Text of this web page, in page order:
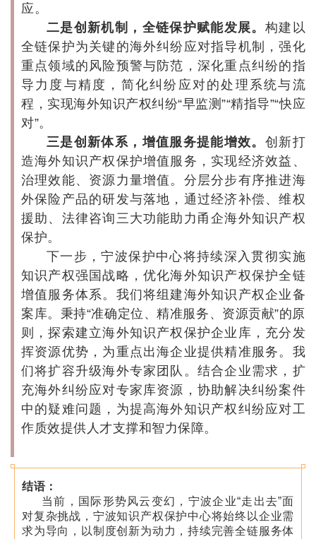
应。
二是创新机制，全链保护赋能发展。 构建以
全链保护为关键的海外纠纷应对指导机制，强化
重点领域的风险预警与防范，深化重点纠纷的指
导力度与精度，简化纠纷应对的处理系统与流
程，实现海外知识产权纠纷“早监测”“精指导”“快应
对”。
三是创新体系，增值服务提能增效。 创新打
造海外知识产权保护增值服务，实现经济效益、
治理效能、资源力量增值。分层分步有序推进海
外保险产品的研发与落地，通过经济补偿、维权
援助、法律咨询三大功能助力甬企海外知识产权
保护。
下一步，宁波保护中心将持续深入贯彻实施
知识产权强国战略，优化海外知识产权保护全链
增值服务体系。我们将组建海外知识产权企业备
案库。秉持“准确定位、精准服务、资源贡献”的原
则，探索建立海外知识产权保护企业库，充分发
挥资源优势，为重点出海企业提供精准服务。我
们将扩容升级海外专家团队。结合企业需求，扩
充海外纠纷应对专家库资源，协助解决纠纷案件
中的疑难问题，为提高海外知识产权纠纷应对工
作质效提供人才支撑和智力保障。
结语：
当前，国际形势风云变幻，宁波企业“走出去”面
对复杂挑战，宁波知识产权保护中心将始终以企业需
求为导向，以制度创新为动力，持续完善全链服务体